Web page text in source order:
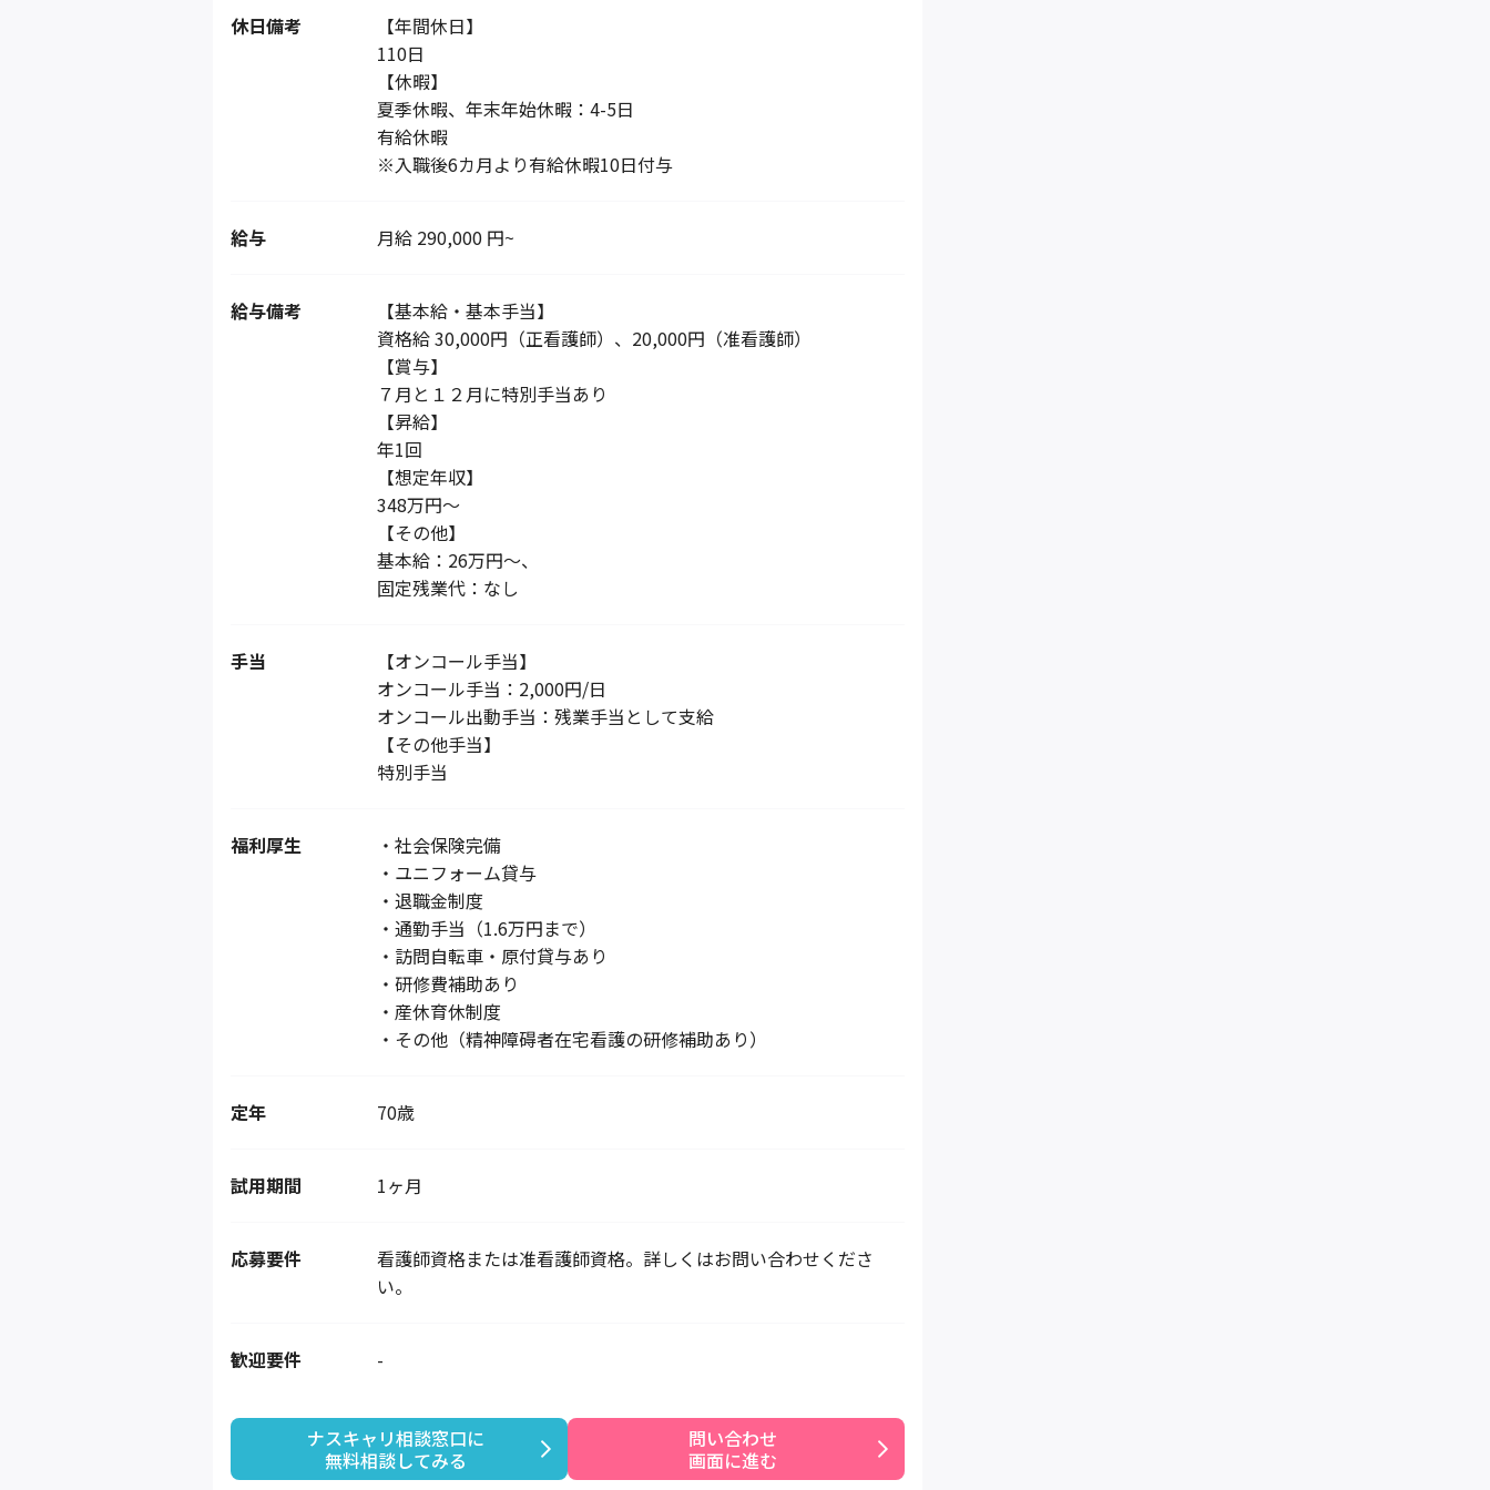
休日備考
【年間休日】
110日
【休暇】
夏季休暇、年末年始休暇：4-5日
有給休暇
※入職後6カ月より有給休暇10日付与
給与 月給 290,000 円~
給与備考
【基本給・基本手当】
資格給 30,000円（正看護師）、20,000円（准看護師）
【賞与】
７月と１２月に特別手当あり
【昇給】
年1回
【想定年収】
348万円～
【その他】
基本給：26万円～、
固定残業代：なし
手当
【オンコール手当】
オンコール手当：2,000円/日
オンコール出動手当：残業手当として支給
【その他手当】
特別手当
福利厚生
・社会保険完備
・ユニフォーム貸与
・退職金制度
・通勤手当（1.6万円まで）
・訪問自転車・原付貸与あり
・研修費補助あり
・産休育休制度
・その他（精神障碍者在宅看護の研修補助あり）
定年 70歳
試用期間 1ヶ月
応募要件
看護師資格または准看護師資格。詳しくはお問い合わせくださ
い。
歓迎要件 -
ナスキャリ相談窓口に
無料相談してみる
問い合わせ
画面に進む